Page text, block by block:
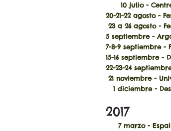
10 julio - Centre
20-21-22 agosto -
23 a 26 agosto -
5 septiembre -
7-8-9 septiembre -
15-16 septiembre-
22-23-24
21 noviembre -
1 diciembre-
2017
7 marzo - Espai